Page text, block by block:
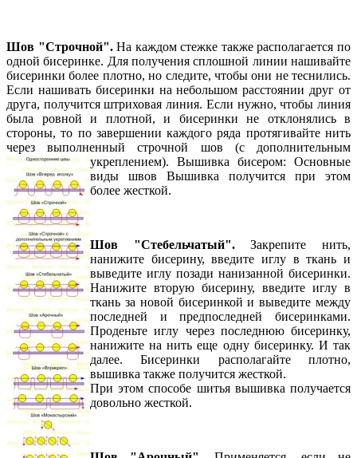
Шов "Строчной".На каждом стежке также располагается по
одной бисеринке. Для получения сплошной линии нашивайте
бисеринки более плотно, но следите, чтобы они не теснились.
Если нашивать бисеринки на небольшом расстоянии друг от
друга, получится штриховая линия. Если нужно, чтобы линия
была ровной и плотной, и бисеринки не отклонялись в
стороны, то по завершении каждого ряда протягивайте нить
через выполненный строчной шов (с дополнительным
укреплением). Вышивка бисером: Основные
виды швов Вышивка получится при этом
более жесткой.
Шов "Стебельчатый".Закрепите нить,
нанижите бисерину, введите иглу в ткань и
выведите иглу позади нанизанной бисеринки.
Нанижите вторую бисерину, введите иглу в
ткань за новой бисеринкой и выведите между
последней и предпоследней бисеринками.
Проденьте иглу через последнюю бисеринку,
нанижите на нить еще одну бисеринку. И так
далее. Бисеринки располагайте плотно,
вышивка также получится жесткой.
При этом способе шитья вышивка получается
довольно жесткой.